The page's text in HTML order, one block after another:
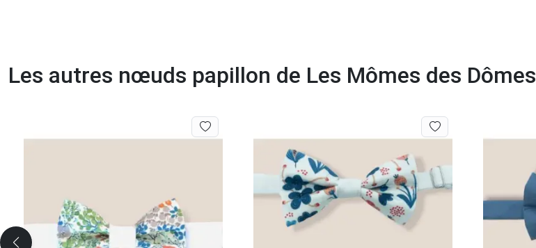
Les autres nœuds papillon de Les Mômes des Dômes